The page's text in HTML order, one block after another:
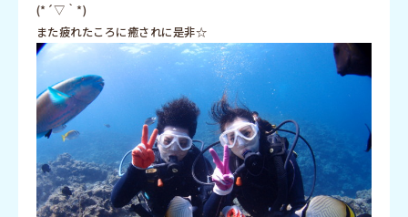
(*´▽｀*)
また疲れたころに癒されに是非☆